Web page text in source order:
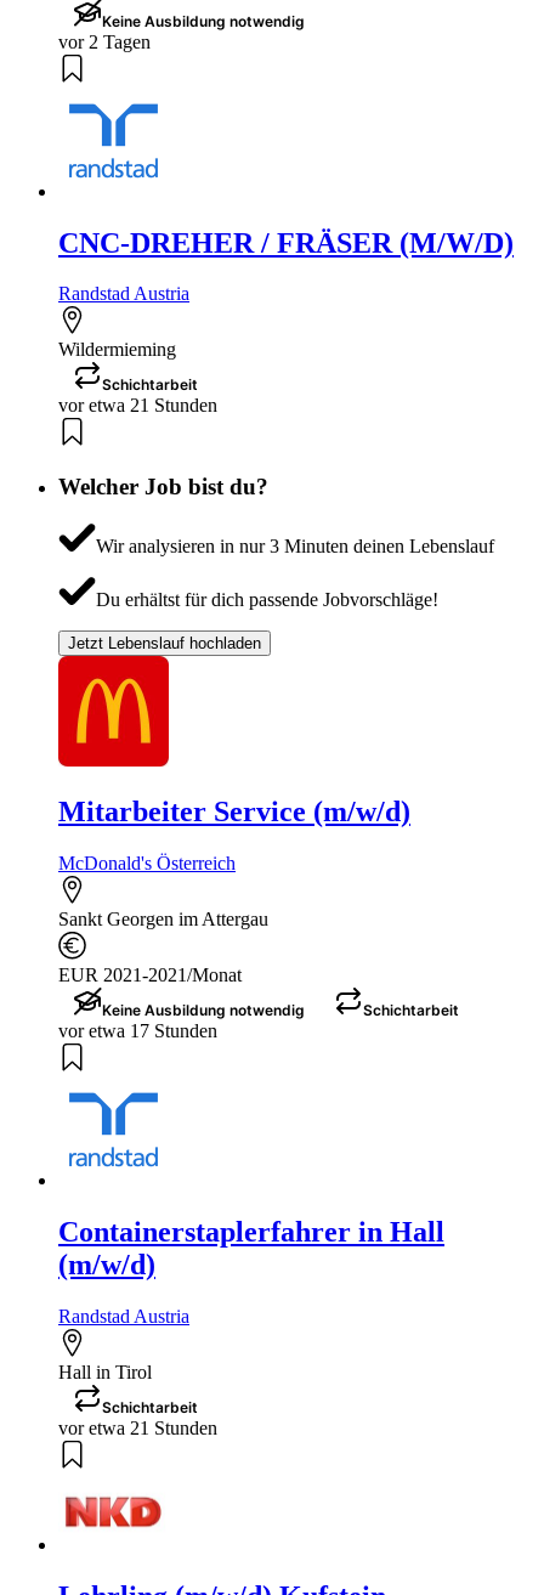
Keine Ausbildung notwendig
vor 2 Tagen
CNC-DREHER / FRÄSER (M/W/D)
Randstad Austria
Wildermieming
Schichtarbeit
vor etwa 21 Stunden
Welcher Job bist du?
Wir analysieren in nur 3 Minuten deinen Lebenslauf
Du erhältst für dich passende Jobvorschläge!
Jetzt Lebenslauf hochladen
Mitarbeiter Service (m/w/d)
McDonald's Österreich
Sankt Georgen im Attergau
EUR 2021-2021/Monat
Keine Ausbildung notwendig Schichtarbeit
vor etwa 17 Stunden
Containerstaplerfahrer in Hall
(m/w/d)
Randstad Austria
Hall in Tirol
Schichtarbeit
vor etwa 21 Stunden